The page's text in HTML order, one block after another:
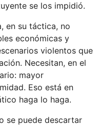
se los impidió.
en su táctica, no
económicas y
violentos que
Necesitan, en el
mayor
Eso está en
haga lo haga.
se puede descartar